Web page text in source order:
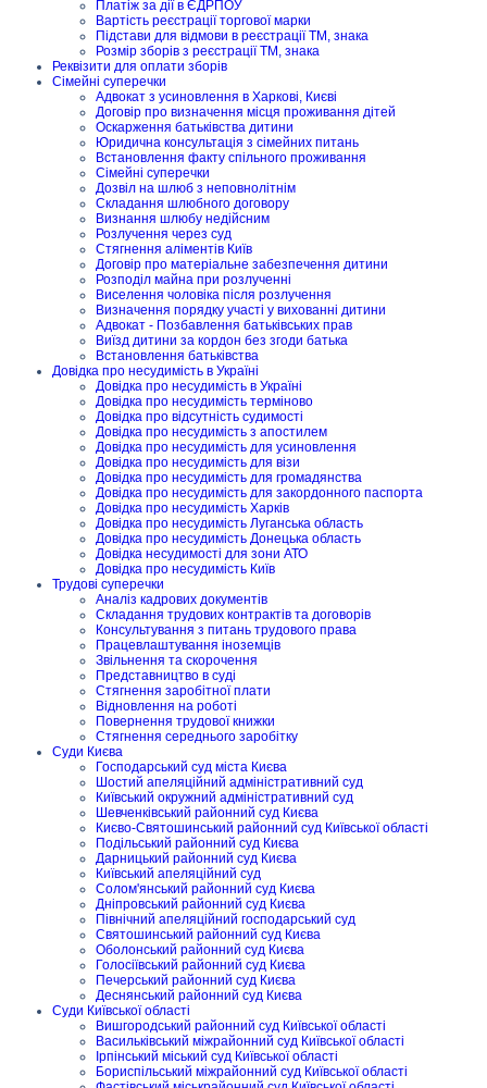
Платіж за дії в ЄДРПОУ
Вартість реєстрації торгової марки
Підстави для відмови в реєстрації ТМ, знака
Розмір зборів з реєстрації ТМ, знака
Реквізити для оплати зборів
Сімейні суперечки
Адвокат з усиновлення в Харкові, Києві
Договір про визначення місця проживання дітей
Оскарження батьківства дитини
Юридична консультація з сімейних питань
Встановлення факту спільного проживання
Сімейні суперечки
Дозвіл на шлюб з неповнолітнім
Складання шлюбного договору
Визнання шлюбу недійсним
Розлучення через суд
Стягнення аліментів Київ
Договір про матеріальне забезпечення дитини
Розподіл майна при розлученні
Виселення чоловіка після розлучення
Визначення порядку участі у вихованні дитини
Адвокат - Позбавлення батьківських прав
Виїзд дитини за кордон без згоди батька
Встановлення батьківства
Довідка про несудимість в Україні
Довідка про несудимість в Україні
Довідка про несудимість терміново
Довідка про відсутність судимості
Довідка про несудимість з апостилем
Довідка про несудимість для усиновлення
Довідка про несудимість для візи
Довідка про несудимість для громадянства
Довідка про несудимість для закордонного паспорта
Довідка про несудимість Харків
Довідка про несудимість Луганська область
Довідка про несудимість Донецька область
Довідка несудимості для зони АТО
Довідка про несудимість Київ
Трудові суперечки
Аналіз кадрових документів
Складання трудових контрактів та договорів
Консультування з питань трудового права
Працевлаштування іноземців
Звільнення та скорочення
Представництво в суді
Стягнення заробітної плати
Відновлення на роботі
Повернення трудової книжки
Стягнення середнього заробітку
Суди Києва
Господарський суд міста Києва
Шостий апеляційний адміністративний суд
Київський окружний адміністративний суд
Шевченківський районний суд Києва
Києво-Святошинський районний суд Київської області
Подільський районний суд Києва
Дарницький районний суд Києва
Київський апеляційний суд
Солом'янський районний суд Києва
Дніпровський районний суд Києва
Північний апеляційний господарський суд
Святошинський районний суд Києва
Оболонський районний суд Києва
Голосіївський районний суд Києва
Печерський районний суд Києва
Деснянський районний суд Києва
Суди Київської області
Вишгородський районний суд Київської області
Васильківський міжрайонний суд Київської області
Ірпінський міський суд Київської області
Бориспільський міжрайонний суд Київської області